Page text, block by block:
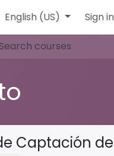
English (US) Sign in